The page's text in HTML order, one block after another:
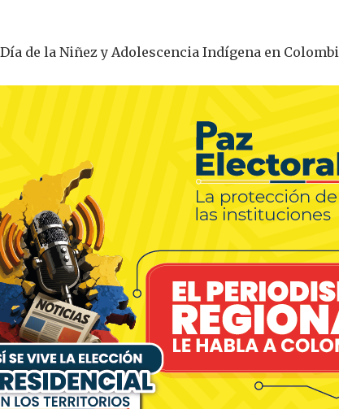
de la Niñez y Adolescencia Indígena en